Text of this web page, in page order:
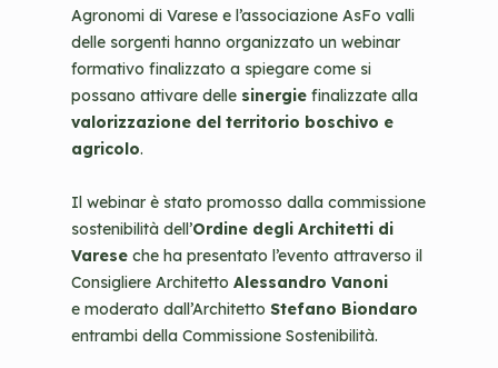
Agronomi di Varese e l’associazione AsFo valli
delle sorgenti hanno organizzato un webinar
formativo finalizzato a spiegare come si
possano attivare delle sinergie finalizzate alla
valorizzazione del territorio boschivo e
agricolo.
Il webinar è stato promosso dalla commissione
sostenibilità dell’Ordine degli Architetti di
Varese che ha presentato l’evento attraverso il
Consigliere Architetto Alessandro Vanoni
e moderato dall’Architetto Stefano Biondaro
entrambi della Commissione Sostenibilità.